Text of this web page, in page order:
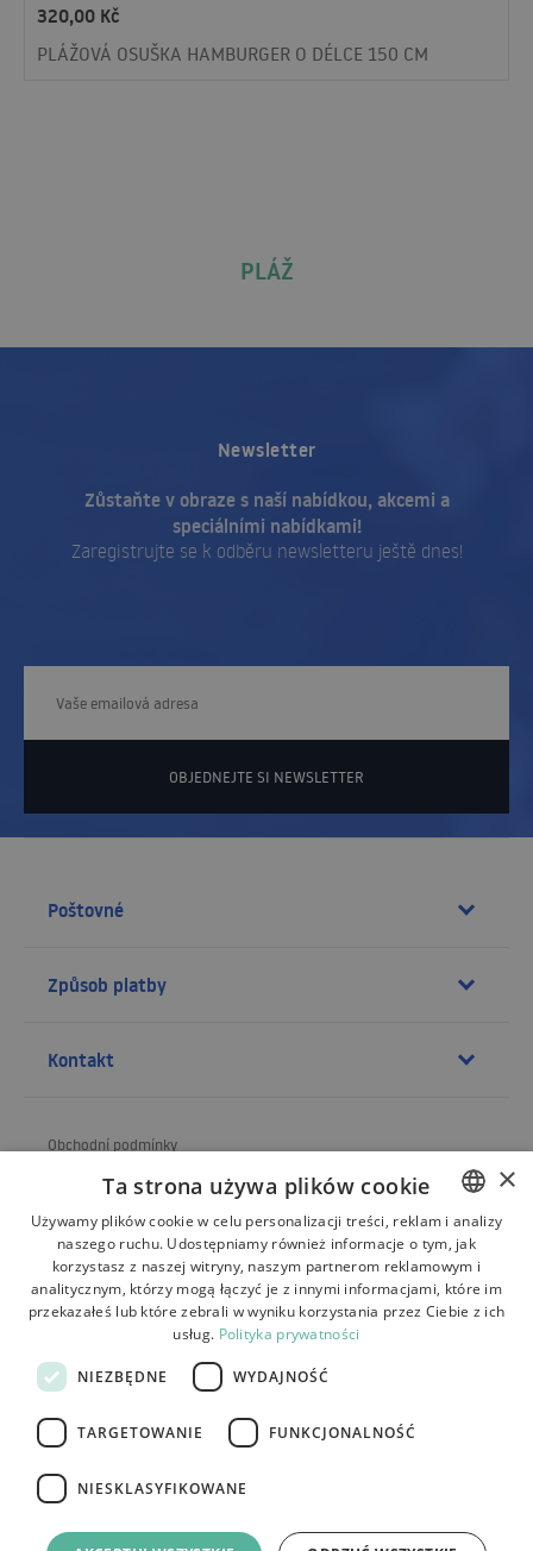
320,00 Kč
PLÁŽOVÁ OSUŠKA HAMBURGER O DÉLCE 150 CM
PLÁŽ
Newsletter
Zůstaňte v obraze s naší nabídkou, akcemi a
speciálními nabídkami!
Zaregistrujte se k odběru newsletteru ještě dnes!
OBJEDNEJTE SI NEWSLETTER
Poštovné
Způsob platby
Kontakt
Obchodní podmínky
O obchodu
Doprava
Vrácení a reklamace
Kontakt
e-commerce platform by:
POLISH
BULGARIAN
×
Ta strona używa plików cookie
Używamy plików cookie w celu personalizacji treści, reklam i analizy
naszego ruchu. Udostępniamy również informacje o tym, jak
korzystasz z naszej witryny, naszym partnerom reklamowym i
analitycznym, którzy mogą łączyć je z innymi informacjami, które im
przekazałeś lub które zebrali w wyniku korzystania przez Ciebie z ich
usług. Polityka prywatności
NIEZBĘDNE WYDAJNOŚĆ
TARGETOWANIE FUNKCJONALNOŚĆ
NIESKLASYFIKOWANE